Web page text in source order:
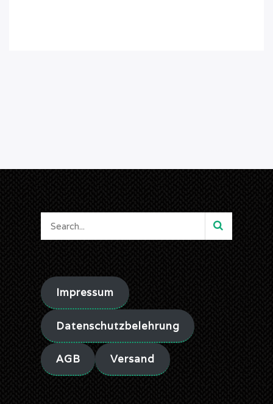
Impressum
Datenschutzbelehrung
AGB Versand